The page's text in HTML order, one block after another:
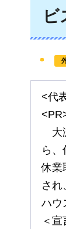
ビ
<代
大
ら
休業
され
ハウ
＜宣